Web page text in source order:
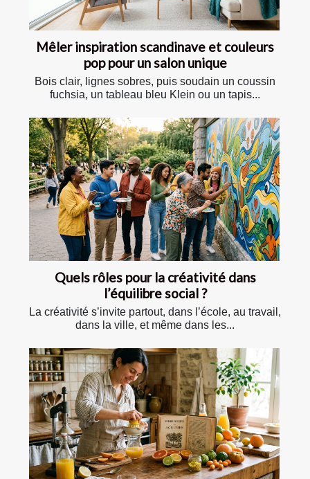
Mêler inspiration scandinave et couleurs
pop pour un salon unique
Bois clair, lignes sobres, puis soudain un coussin
fuchsia, un tableau bleu Klein ou un tapis...
Quels rôles pour la créativité dans
l’équilibre social ?
La créativité s’invite partout, dans l’école, au travail,
dans la ville, et même dans les...